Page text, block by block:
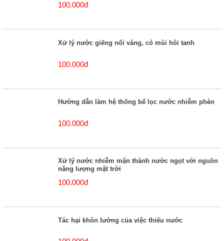
100.000đ
Xử lý nước giếng nổi váng, có mùi hôi tanh
100.000đ
Hướng dẫn làm hệ thống bể lọc nước nhiễm phèn
100.000đ
Xử lý nước nhiễm mặn thành nước ngọt với nguồn
năng lượng mặt trời
100.000đ
Tác hại khôn lường của việc thiếu nước